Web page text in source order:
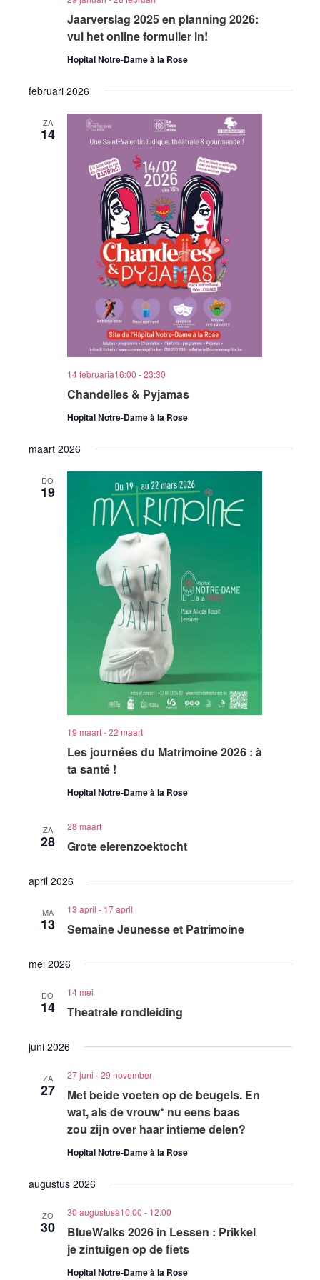
Jaarverslag 2025 en planning 2026:
vul het online formulier in!
Hopital Notre-Dame à la Rose
februari 2026
ZA
14
Chandelles & Pyjamas
14 februarià16:00 -23:30
Hopital Notre-Dame à la Rose
maart 2026
DO
19
Les journées du Matrimoine 2026 : à
ta santé !
19 maart-22 maart
Hopital Notre-Dame à la Rose
ZA
28 Grote eierenzoektocht
28 maart
april 2026
MA
13 Semaine Jeunesse et Patrimoine
13 april - 17 april
mei 2026
DO
14 Theatrale rondleiding
14 mei
juni 2026
ZA
27
Met beide voeten op de beugels. En
wat, als de vrouw* nu eens baas
zou zijn over haar intieme delen?
27 juni -29 november
Hopital Notre-Dame à la Rose
augustus 2026
ZO
30
BlueWalks 2026 in Lessen : Prikkel
je zintuigen op de fiets
30 augustusà10:00 - 12:00
Hopital Notre-Dame à la Rose